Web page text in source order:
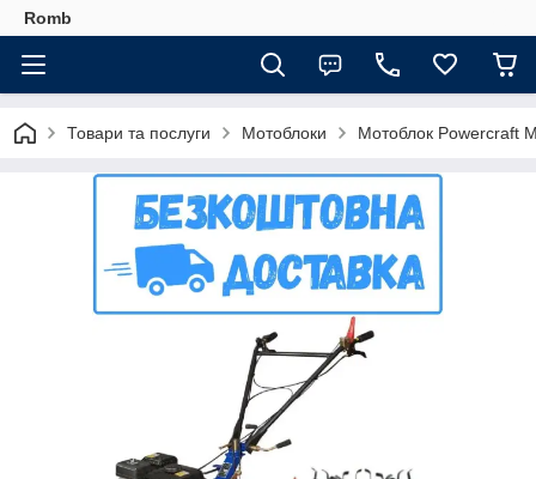
Romb
Товари та послуги Мотоблоки Мотоблок Powercraft